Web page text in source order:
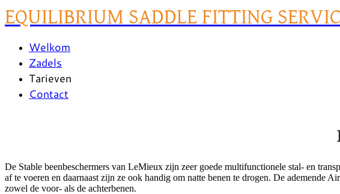
EQUILIBRIUM SADDLE FITTING
Welkom
Zadels
Tarieven
Contact
De Stable beenbeschermers van LeMieux zijn zeer goede multifunctionele stal- en
af te voeren en daarnaast zijn ze ook handig om natte benen te drogen. De ademende
zowel de voor- als de achterbenen.